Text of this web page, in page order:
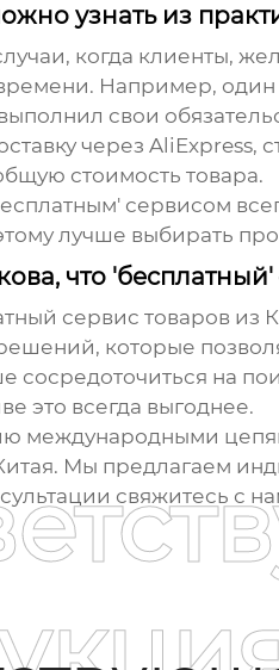
узнать из
когда клиенты,
Например, один
свои
через
стоимость товара.
сервисом
лучше выбирать
что 'бесплатный'
сервис товаров из
которые
сосредоточиться на
это всегда выгоднее.
международными
Мы предлагаем
свяжитесь